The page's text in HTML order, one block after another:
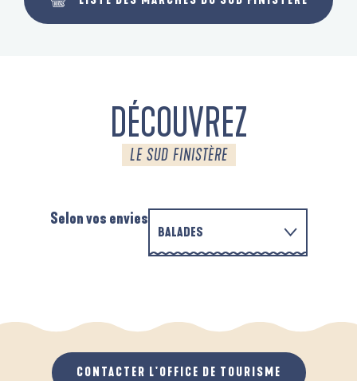
DÉCOUVREZ
LE SUD FINISTÈRE
Selon vos envies
BALADES
QUAND IL PLEUT
AU GRAND AIR
PARCOURS D'INTERPRÉTATION DE L'ANSE
CONTACTER L'OFFICE DE TOURISME